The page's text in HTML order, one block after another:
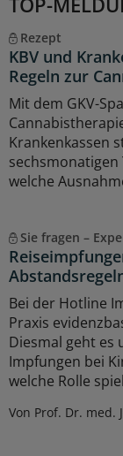
Rezept
KBV und
Regeln zur
Mit dem GKV-
Krankenkassen
welche
Sie fragen –
Bei der Hotline
Praxis
Diesmal geht es
Impfungen bei
welche Rolle
Von Prof. Dr. med.